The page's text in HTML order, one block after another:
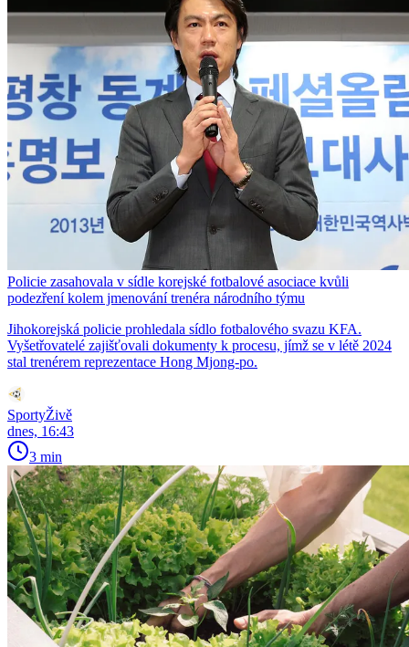
Policie zasahovala v sídle korejské fotbalové asociace kvůli
podezření kolem jmenování trenéra národního týmu
Jihokorejská policie prohledala sídlo fotbalového svazu KFA.
Vyšetřovatelé zajišťovali dokumenty k procesu, jímž se v létě 2024
stal trenérem reprezentace Hong Mjong-po.
SportyŽivě
dnes, 16:43
3 min